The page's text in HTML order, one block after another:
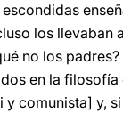
los llevaban
no los
en la
comunista] y,